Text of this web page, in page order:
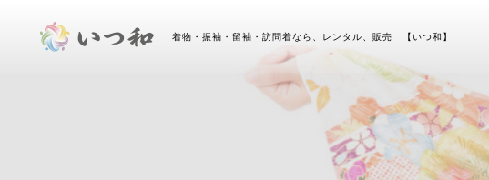
着物・振袖・留袖・訪問着なら、レンタル、販売 【いつ和】